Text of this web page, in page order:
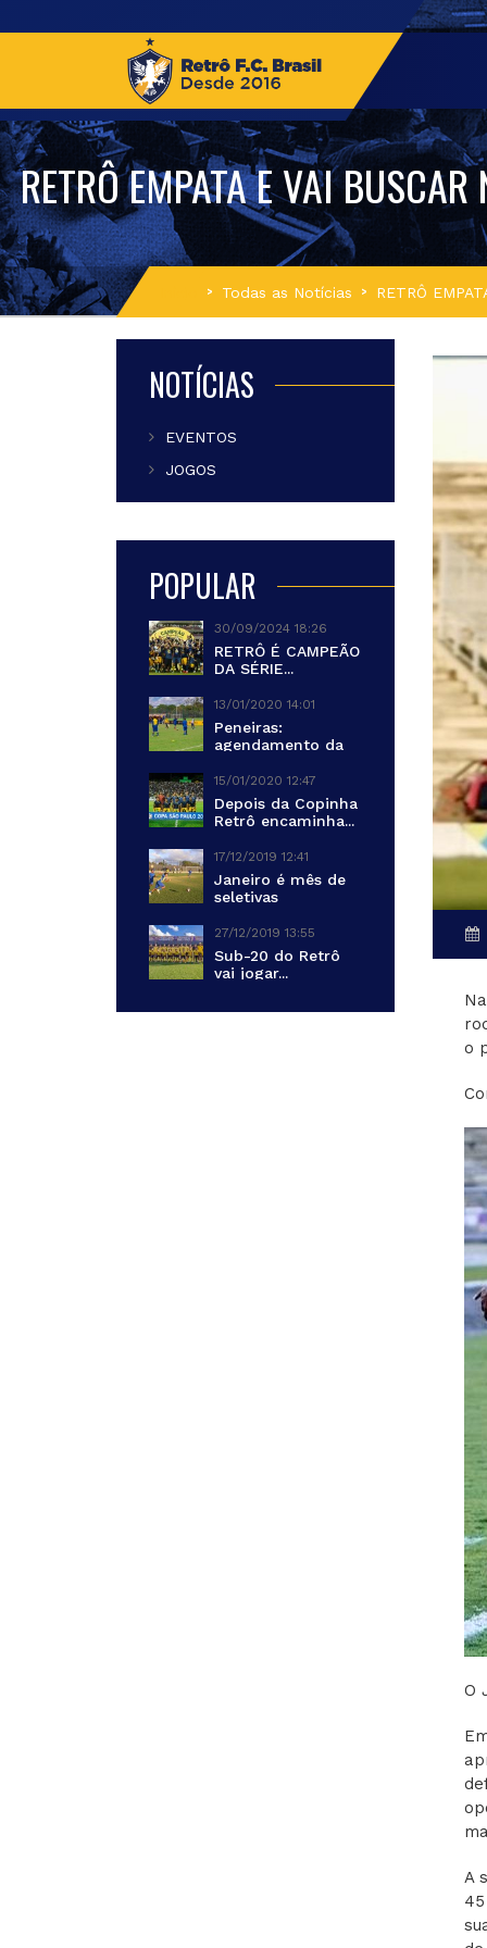
RETRÔ EMPATA E VAI
Todas as Notícias RETRÔ
o
O
A
NOTÍCIAS
EVENTOS
JOGOS
POPULAR
30/09/2024 18:26
RETRÔ É CAMPEÃO
DA SÉRIE...
13/01/2020 14:01
Peneiras:
agendamento da
15/01/2020 12:47
Depois da Copinha
Retrô encaminha...
17/12/2019 12:41
Janeiro é mês de
seletivas
27/12/2019 13:55
Sub-20 do Retrô
vai jogar...